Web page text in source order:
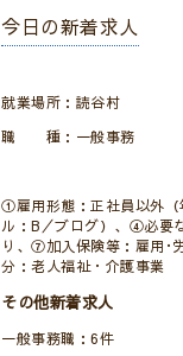
今日の新着求人
就業場所：読谷村
職 種：一般事務
①雇用形態：正社員以外（
ル：B／ブログ）、④必要
り、⑦加入保険等：雇用
分：老人福祉・介護事業
その他新着求人
一般事務職：6件